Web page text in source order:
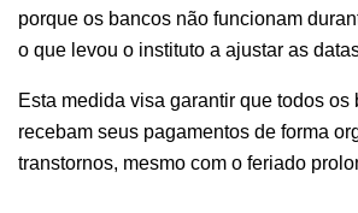
porque os bancos não funcionam
o que levou o instituto a ajustar as
Esta medida visa garantir que todos os
recebam seus pagamentos de forma
transtornos, mesmo com o feriado